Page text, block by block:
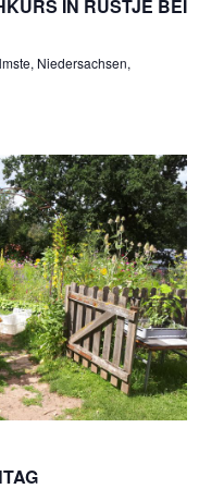
E
N
S
U
C
H
E
S
T
E
N
-
N
A
V
I
G
IN RÜSTJE BEI
Niedersachsen,